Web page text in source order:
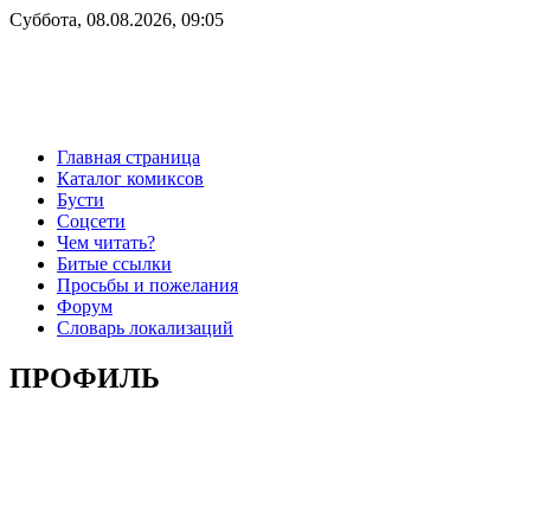
Суббота, 08.08.2026, 09:05
Главная страница
Каталог комиксов
Бусти
Соцсети
Чем читать?
Битые ссылки
Просьбы и пожелания
Форум
Словарь локализаций
ПРОФИЛЬ